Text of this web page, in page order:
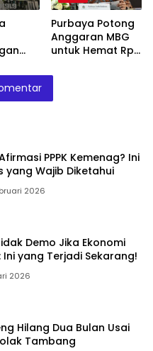
dan
Purbaya Potong
Anggaran MBG
untuk Hemat Rp
Dialihkan ke
Mendesak
PPPK Kemenag? Ini
yang Wajib Diketahui
2026
Demo Jika Ekonomi
Ini yang Terjadi Sekarang!
2026
Hilang Dua Bulan Usai
Tambang